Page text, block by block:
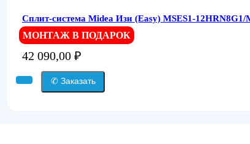
Сплит-система Midea Изи (Easy) MSES1-
МОНТАЖ В ПОДАРОК
42 090,00 ₽
✆ Заказать